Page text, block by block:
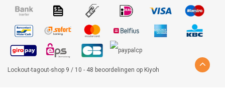
Lockout-tagout-shop 9 / 10 - 48 beoordelingen op Kiyoh